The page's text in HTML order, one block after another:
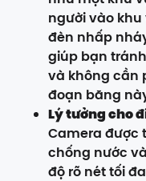
người vào
đèn nhấp
giúp bạn
và không cần
đoạn băng
Lý tưởng cho
Camera được
chống nước
độ rõ nét tối